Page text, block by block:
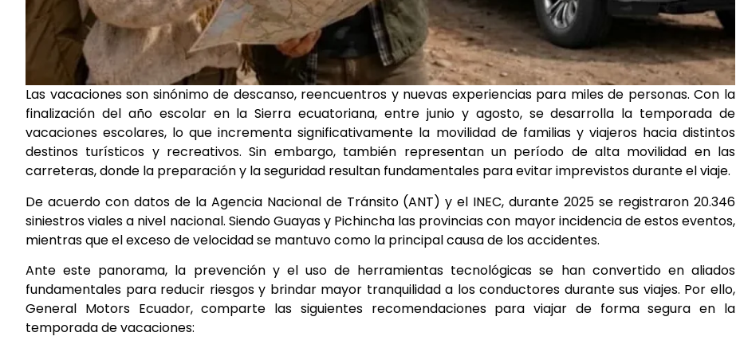
Las vacaciones son sinónimo de descanso, reencuentros y nuevas experiencias para miles de personas. Con la
finalización del año escolar en la Sierra ecuatoriana, entre junio y agosto, se desarrolla la temporada de
vacaciones escolares, lo que incrementa significativamente la movilidad de familias y viajeros hacia distintos
destinos turísticos y recreativos. Sin embargo, también representan un período de alta movilidad en las
carreteras, donde la preparación y la seguridad resultan fundamentales para evitar imprevistos durante el viaje.
De acuerdo con datos de la Agencia Nacional de Tránsito (ANT) y el INEC, durante 2025 se registraron 20.346
siniestros viales a nivel nacional. Siendo Guayas y Pichincha las provincias con mayor incidencia de estos eventos,
mientras que el exceso de velocidad se mantuvo como la principal causa de los accidentes.
Ante este panorama, la prevención y el uso de herramientas tecnológicas se han convertido en aliados
fundamentales para reducir riesgos y brindar mayor tranquilidad a los conductores durante sus viajes. Por ello,
General Motors Ecuador, comparte las siguientes recomendaciones para viajar de forma segura en la
temporada de vacaciones: